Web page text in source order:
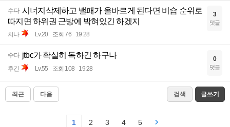
수다 시너지삭제하고 밸패가 올바르게 된다면 비숍 순위로
따지면 하위권 근방에 박혀있긴 하겠지
치나 Lv.20 조회 76 19:28
3
댓글
수다 jtbc가 확실히 독하긴 하구나
후긴 Lv.55 조회 108 19:28
0
댓글
최근 다음 검색 글쓰기
1 2 3 4 5